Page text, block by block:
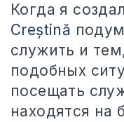
Когда я
Creștină
служить и
подобных
посещать
находятся на